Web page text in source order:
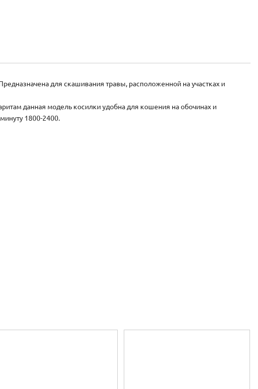
для скашивания травы, расположенной на участках и
данная модель косилки удобна для кошения на обочинах и
1800-2400.